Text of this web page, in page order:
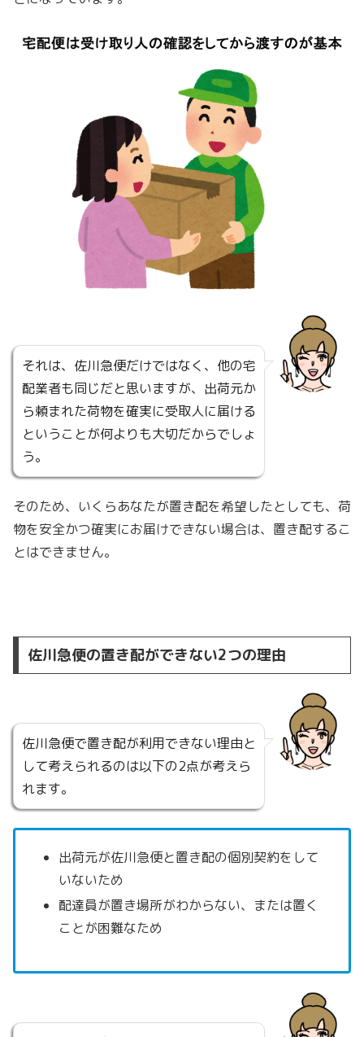
それは、佐川急便だけではなく、他の宅
配業者も同じだと思いますが、出荷元か
ら頼まれた荷物を確実に受取人に届ける
ということが何よりも大切だからでしょ
う。
そのため、いくらあなたが置き配を希望したとしても、荷
物を安全かつ確実にお届けできない場合は、置き配するこ
とはできません。
佐川急便の置き配ができない2つの理由
佐川急便で置き配が利用できない理由と
して考えられるのは以下の2点が考えら
れます。
出荷元が佐川急便と置き配の個別契約をして
いないため
配達員が置き場所がわからない、または置く
ことが困難なため